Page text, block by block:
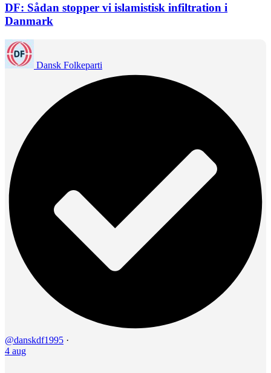
DF: Sådan stopper vi islamistisk infiltration i
Danmark
Dansk Folkeparti
@danskdf1995 ·
4 aug